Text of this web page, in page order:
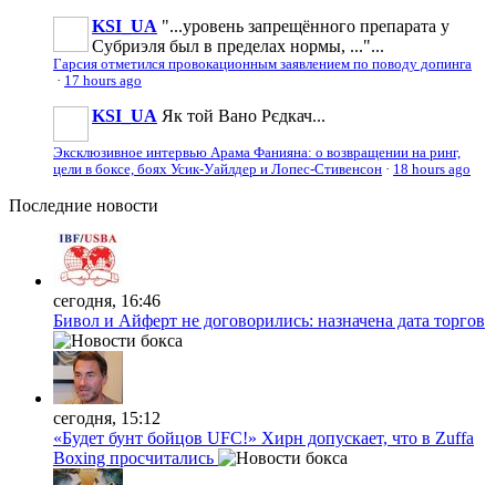
KSI_UA "...уровень запрещённого препарата у
Субриэля был в пределах нормы, ..."...
Гарсия отметился провокационным заявлением по поводу допинга
· 17 hours ago
KSI_UA Як той Вано Рєдкач...
Эксклюзивное интервью Арама Фанияна: о возвращении на ринг,
цели в боксе, боях Усик-Уайлдер и Лопес-Стивенсон · 18 hours ago
Последние новости
сегодня, 16:46
Бивол и Айферт не договорились: назначена дата торгов
сегодня, 15:12
«Будет бунт бойцов UFC!» Хирн допускает, что в Zuffa
Boxing просчитались